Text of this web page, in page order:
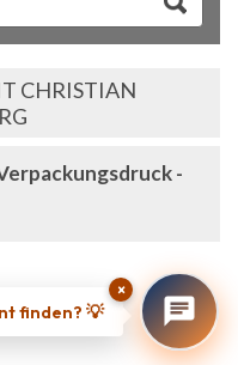
CHRISTIAN
-
×
finden? 💡